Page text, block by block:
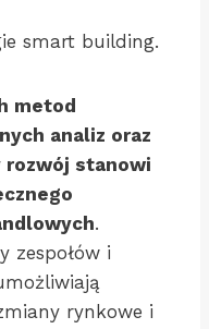
smart building.
metod
analiz oraz
rozwój stanowi
.
zespołów i
rynkowe i